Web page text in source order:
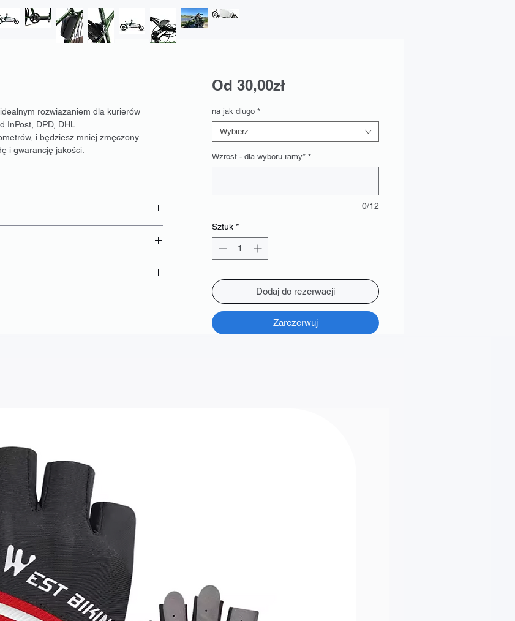
rozwiązaniem dla kurierów
InPost, DPD, DHL
i będziesz mniej zmęczony.
i gwarancję jakości.
Od 30,00złCena
na jak dlugo *
Wybierz
Wzrost - dla wyboru ramy* *
0/12
Sztuk *
Dodaj do rezerwacji
Zarezerwuj